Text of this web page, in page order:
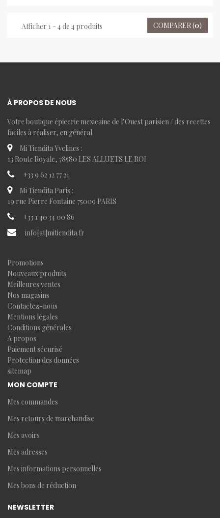
Afficher 1 - 4 de 4 produits COMPARER (0)
À PROPOS DE NOUS
Votre boutique épicerie mexicaine de l’Ouest parisien / des recettes
faciles à réaliser, en général
Mi Tiendita Yvelines :
13 Route Royale, 78580 LES ALLUETS LE ROI
+33 9 62 12 77 21
Mi Tiendita Paris :
19 rue Pierre Fontaine 75009 PARIS
+33 1 40 34 00 86
info[at]mitiendita.fr
Promotions
Nouveaux produits
Meilleures ventes
Nos magasins
Contactez-nous
Mentions légales
Conditions générales
A propos
Paiement sécurisé
Protection des données
sitemap
MON COMPTE
Mes commandes
Mes retours de marchandise
Mes avoirs
Mes adresses
Mes informations personnelles
Mes bons de réduction
NEWSLETTER